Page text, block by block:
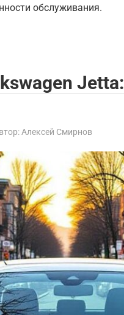
обслуживания.
Алексей Смирнов